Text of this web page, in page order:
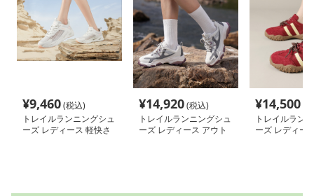
¥9,460(税込)
トレイルランニングシュ
ーズ レディース 軽快さ
¥14,920(税込)
トレイルランニングシュ
ーズ レディース アウト
¥14,500
トレイルラン
ーズ レディー